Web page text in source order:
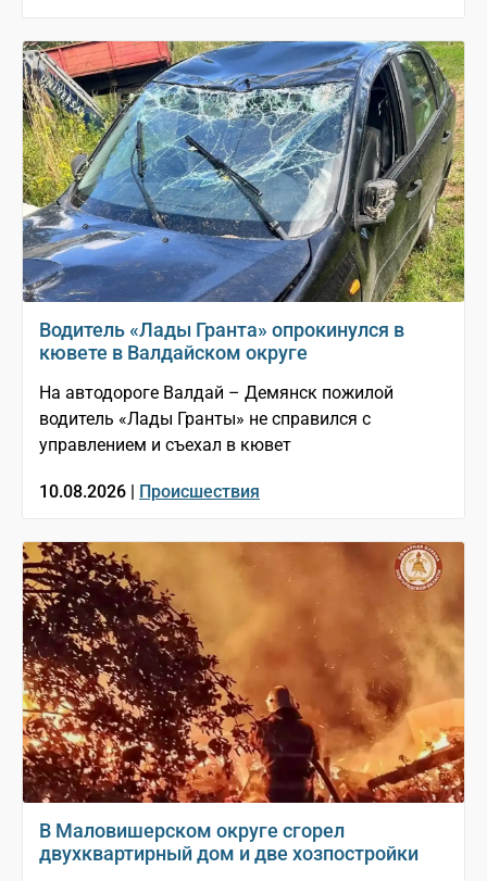
Водитель «Лады Гранта» опрокинулся в
кювете в Валдайском округе
На автодороге Валдай – Демянск пожилой
водитель «Лады Гранты» не справился с
управлением и съехал в кювет
10.08.2026 | Происшествия
В Маловишерском округе сгорел
двухквартирный дом и две хозпостройки